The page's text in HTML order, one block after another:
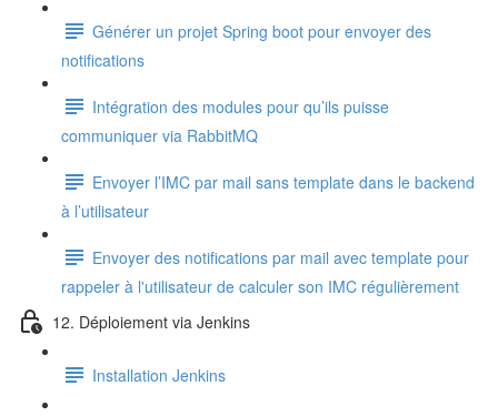
Générer un projet Spring boot pour envoyer des
notifications
Intégration des modules pour qu’ils puisse
communiquer via RabbitMQ
Envoyer l’IMC par mail sans template dans le backend
à l’utilisateur
Envoyer des notifications par mail avec template pour
rappeler à l'utilisateur de calculer son IMC régulièrement
12. Déploiement via Jenkins
Installation Jenkins